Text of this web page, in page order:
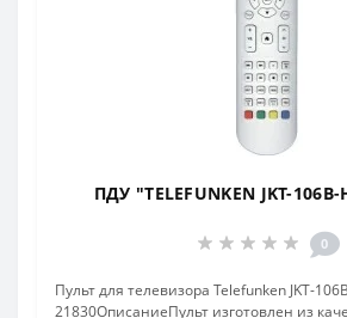
ПДУ "TELEFUNKEN JKT-
0
Пульт для телевизора Telefunken JKT-
21830ОписаниеПульт изготовлен из